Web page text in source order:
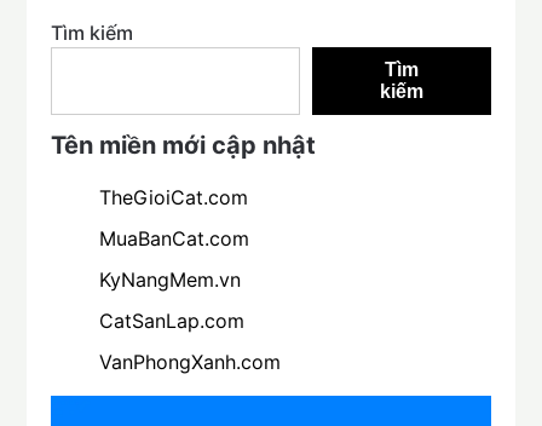
Tìm kiếm
Tìm
kiếm
Tên miền mới cập nhật
TheGioiCat.com
MuaBanCat.com
KyNangMem.vn
CatSanLap.com
VanPhongXanh.com